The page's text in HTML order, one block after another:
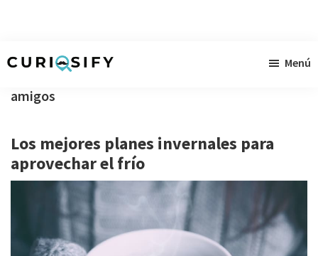
contenido
primaria
pie
singulares
raudales
Menú
amigos
Los mejores planes invernales para
aprovechar el frío